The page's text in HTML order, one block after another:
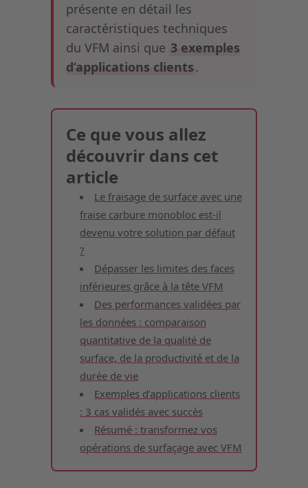
présente en détail les
caractéristiques techniques
du VFM ainsi que 3 exemples
d’applications clients.
Ce que vous allez
découvrir dans cet
article
Le fraisage de surface avec une
fraise carbure monobloc est-il
devenu votre solution par défaut
?
Dépasser les limites des faces
inférieures grâce à la tête VFM
Des performances validées par
les données : comparaison
quantitative de la qualité de
surface, de la productivité et de la
durée de vie
Exemples d’applications clients
: 3 cas validés avec succès
Résumé : transformez vos
opérations de surfaçage avec VFM